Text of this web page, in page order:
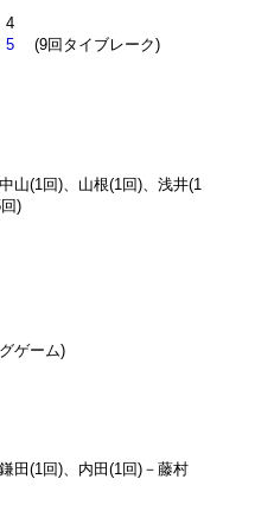
5
(9回タイブレーク)
山(1回)、山根(1回)、浅井(1
)
ゲーム)
田(1回)、内田(1回)－藤村